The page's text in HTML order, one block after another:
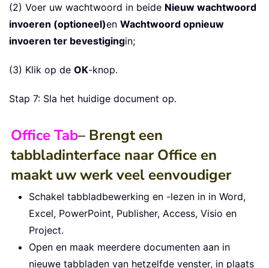
(2) Voer uw wachtwoord in beide Nieuw wachtwoord
invoeren (optioneel)en Wachtwoord opnieuw
invoeren ter bevestigingin;
(3) Klik op de OK-knop.
Stap 7: Sla het huidige document op.
Office Tab– Brengt een
tabbladinterface naar Office en
maakt uw werk veel eenvoudiger
Schakel tabbladbewerking en -lezen in in Word,
Excel, PowerPoint, Publisher, Access, Visio en
Project.
Open en maak meerdere documenten aan in
nieuwe tabbladen van hetzelfde venster, in plaats